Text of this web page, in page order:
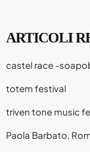
ARTICOLI
castel race -
totem festival
triven tone music
Paola Barbato,